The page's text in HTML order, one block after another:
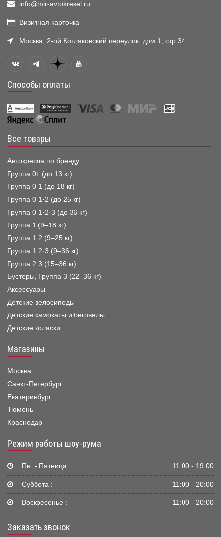
info@mir-avtokresel.ru
Визитная карточка
Москва, 2-ой Котляковский переулок, дом 1, стр.34
Способы оплаты
Все товары
Автокресла по бренду
Группа 0+ (до 13 кг)
Группа 0·1 (до 18 кг)
Группа 0·1·2 (до 25 кг)
Группа 0·1·2·3 (до 36 кг)
Группа 1 (9–18 кг)
Группа 1·2 (9–25 кг)
Группа 1·2·3 (9–36 кг)
Группа 2·3 (15–36 кг)
Бустеры, Группа 3 (22–36 кг)
Аксессуары
Детские велосипеды
Детские самокаты и беговелы
Детские коляски
Магазины
Москва
Санкт-Петербург
Екатеринбург
Тюмень
Краснодар
Режим работы шоу-рума
Пн. - Пятница : 11:00 - 19:00
Суббота : 11:00 - 20:00
Воскресенье : 11:00 - 20:00
Заказать звонок